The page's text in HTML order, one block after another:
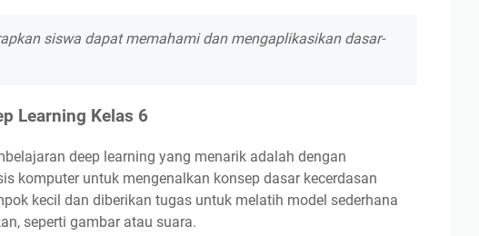
siswa dapat memahami dan mengaplikasikan dasar-
Learning Kelas 6
deep learning yang menarik adalah dengan
komputer untuk mengenalkan konsep dasar kecerdasan
kecil dan diberikan tugas untuk melatih model sederhana
seperti gambar atau suara.